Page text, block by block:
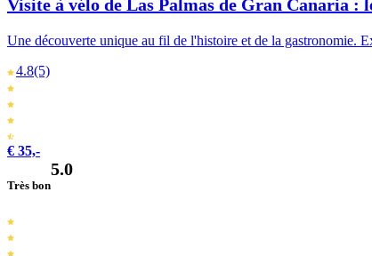
Visite à vélo de Las Palmas de Gran Canaria :
Une découverte unique au fil de l'histoire et de la gastronomie.
4.8(5)
€ 35,-
Très bon
5.0